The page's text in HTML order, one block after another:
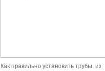
Как правильно установить трубы, из